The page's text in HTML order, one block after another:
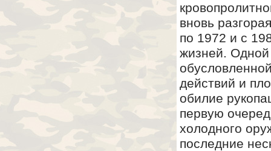
вновь
по 1972 и с
жизней. Одной
действий и
обилие
первую
холодного
последние